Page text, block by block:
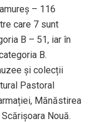
– 116
care 7 sunt
B – 51, iar în
B.
și colecții
Pastoral
Mănăstirea
Nouă.